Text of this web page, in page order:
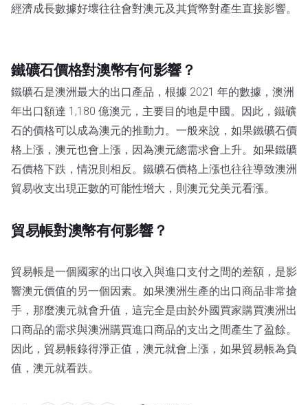
經濟成長數據好壞往往會對澳元及其貨幣對產生直接影響。
鐵礦石價格對澳幣有何影響？
鐵礦石是澳洲最大的出口產品，根據 2021 年的數據，澳洲
年出口額達 1,180 億澳元，主要目的地是中國。因此，鐵礦
石的價格可以成為澳元的推動力。一般來說，如果鐵礦石價
格上漲，澳元也會上漲，因為澳元總需求會上升。如果鐵礦
石價格下跌，情況則相反。鐵礦石價格上漲也往往導致澳洲
貿易收支出現正數的可能性增大，則澳元兌美元看漲。
貿易帳對澳幣有何影響？
貿易帳是一個國家的出口收入與進口支付之間的差額，是影
響澳元價值的另一個因素。如果澳洲生產的出口商品非常搶
手，那麼澳元就會升值，這完全是由於外國買家購買澳洲出
口商品的需求與澳洲購買進口商品的支出之間產生了盈餘。
因此，貿易帳錄得淨正值，澳元就會上漲，如果貿易帳為負
值，澳元就看跌。